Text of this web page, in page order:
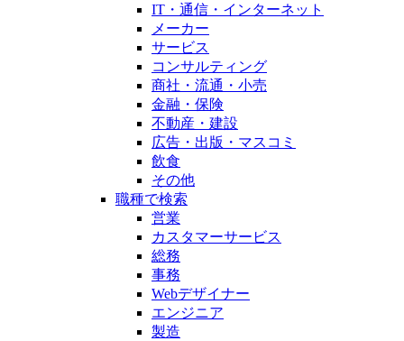
IT・通信・インターネット
メーカー
サービス
コンサルティング
商社・流通・小売
金融・保険
不動産・建設
広告・出版・マスコミ
飲食
その他
職種で検索
営業
カスタマーサービス
総務
事務
Webデザイナー
エンジニア
製造